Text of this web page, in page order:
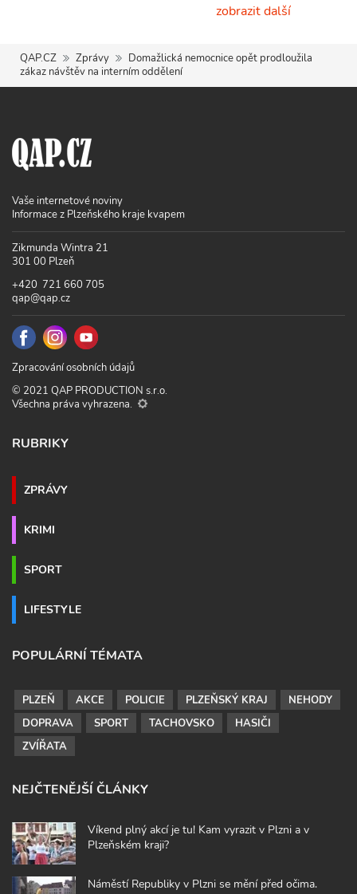
zobrazit další
QAP.CZ Zprávy
Domažlická nemocnice opět prodloužila
zákaz návštěv na interním oddělení
Vaše internetové noviny
Informace z Plzeňského kraje kvapem
Zikmunda Wintra 21
301 00 Plzeň
+420 721 660 705
qap@qap.cz
Zpracování osobních údajů
© 2021 QAP PRODUCTION s.r.o.
Všechna práva vyhrazena.
RUBRIKY
ZPRÁVY
KRIMI
SPORT
LIFESTYLE
POPULÁRNÍ TÉMATA
PLZEŇ AKCE POLICIE PLZEŇSKÝ KRAJ
NEHODY
DOPRAVA
SPORT TACHOVSKO
HASIČI
ZVÍŘATA
NEJČTENĚJŠÍ ČLÁNKY
Víkend plný akcí je tu! Kam vyrazit v Plzni a v
Plzeňském kraji?
Náměstí Republiky v Plzni se mění před očima.